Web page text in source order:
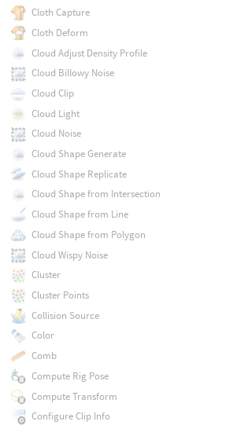
Cloth Capture
Cloth Deform
Cloud Adjust Density Profile
Cloud Billowy Noise
Cloud Clip
Cloud Light
Cloud Noise
Cloud Shape Generate
Cloud Shape Replicate
Cloud Shape from Intersection
Cloud Shape from Line
Cloud Shape from Polygon
Cloud Wispy Noise
Cluster
Cluster Points
Collision Source
Color
Comb
Compute Rig Pose
Compute Transform
Configure Clip Info